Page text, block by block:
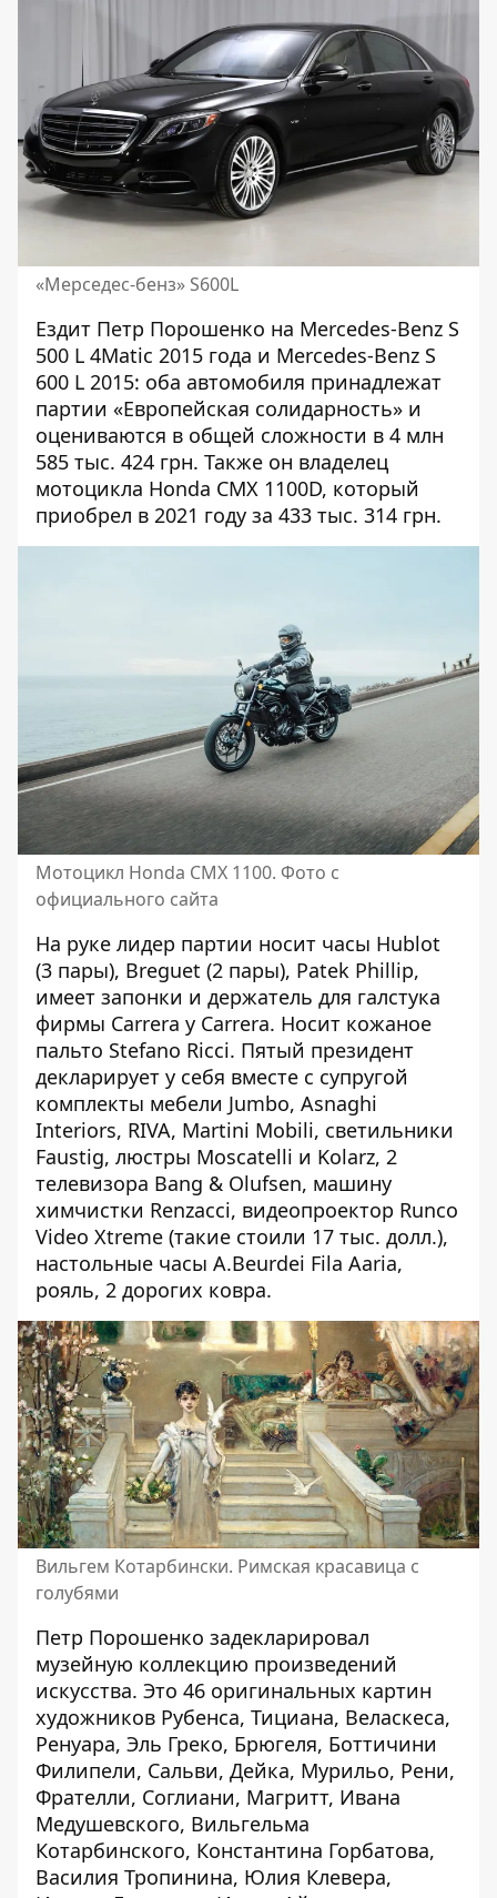
«Мерседес-бенз» S600L
Ездит Петр Порошенко на Mercedes-Benz S
500 L 4Matic 2015 года и Mercedes-Benz S
600 L 2015: оба автомобиля принадлежат
партии «Европейская солидарность» и
оцениваются в общей сложности в 4 млн
585 тыс. 424 грн. Также он владелец
мотоцикла Honda CMX 1100D, который
приобрел в 2021 году за 433 тыс. 314 грн.
Мотоцикл Honda CMX 1100. Фото с
официального сайта
На руке лидер партии носит часы Hublot
(3 пары), Breguet (2 пары), Patek Phillip,
имеет запонки и держатель для галстука
фирмы Carrera y Carrera. Носит кожаное
пальто Stefano Ricci. Пятый президент
декларирует у себя вместе с супругой
комплекты мебели Jumbo, Asnaghi
Interiors, RIVA, Martini Mobili, светильники
Faustig, люстры Moscatelli и Kolarz, 2
телевизора Bang & Olufsen, машину
химчистки Renzacci, видеопроектор Runco
Video Xtreme (такие стоили 17 тыс. долл.),
настольные часы A.Beurdei Fila Aaria,
рояль, 2 дорогих ковра.
Вильгем Котарбински. Римская красавица с
голубями
Петр Порошенко задекларировал
музейную коллекцию произведений
искусства. Это 46 оригинальных картин
художников Рубенса, Тициана, Веласкеса,
Ренуара, Эль Греко, Брюгеля, Боттичини
Филипели, Сальви, Дейка, Мурильо, Рени,
Фрателли, Соглиани, Магритт, Ивана
Медушевского, Вильгельма
Котарбинского, Константина Горбатова,
Василия Тропинина, Юлия Клевера,